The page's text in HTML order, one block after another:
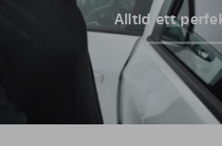
Alltid ett